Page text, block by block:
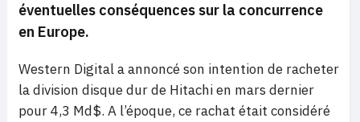
éventuelles conséquences sur la concurrence
en Europe.
Western Digital a annoncé son intention de racheter
la division disque dur de Hitachi en mars dernier
pour 4,3 Md$. A l’époque, ce rachat était considéré